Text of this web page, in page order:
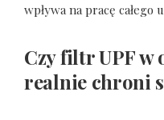
wpływa na pracę całego
Czy filtr UPF w
realnie chroni